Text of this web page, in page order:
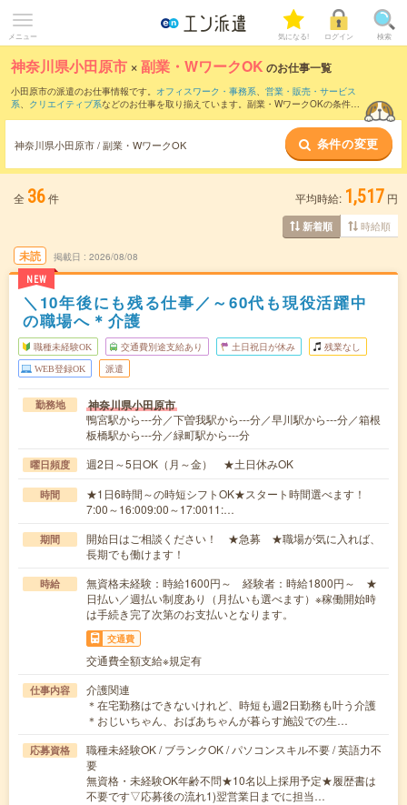
メニュー 気になる! ログイン 検索
神奈川県小田原市 ×副業・WワークOK のお仕事一覧
小田原市の派遣のお仕事情報です。 オフィスワーク・事務系、 営業・販売・サービス
系、 クリエイティブ系などのお仕事を取り揃えています。副業・WワークOKの条件の
神奈川県小田原市 / 副業・WワークOK 条件の変更
全 36件 平均時給: 1,517 円
新着順 時給順
未読
NEW
掲載日 2026/08/08
＼10年後にも残る仕事／～60代も現役活躍中
の職場へ＊介護
職種未経験OK 交通費別途支給あり 土日祝日が休み 残業なし
WEB登録OK 派遣
勤務地 神奈川県小田原市
鴨宮駅から---分／下曽我駅から---分／早川駅から---分／箱根
板橋駅から---分／緑町駅から---分
曜日頻度 週2日～5日OK（月～金） ★土日休みOK
時間
★1日6時間～の時短シフトOK★スタート時間選べます！
7:00～16:009:00～17:0011:…
期間
開始日はご相談ください！ ★急募 ★職場が気に入れば、
長期でも働けます！
時給
無資格未経験：時給1600円～ 経験者：時給1800円～ ★
日払い／週払い制度あり（月払いも選べます）※稼働開始時
は手続き完了次第のお支払いとなります。
交通費
交通費全額支給※規定有
仕事内容
介護関連
＊在宅勤務はできないけれど、時短も週2日勤務も叶う介護
＊おじいちゃん、おばあちゃんが暮らす施設での生…
応募資格
職種未経験OK / ブランクOK / パソコンスキル不要 / 英語力不
要
無資格・未経験OK年齢不問★10名以上採用予定★履歴書は
不要です▽応募後の流れ1)翌営業日までに担当…